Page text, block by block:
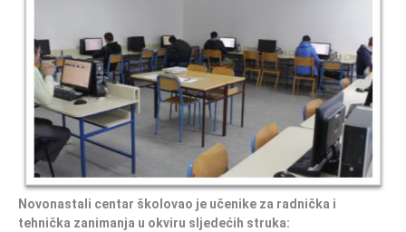
Novonastali centar školovao je učenike za radnička i
tehnička zanimanja u okviru sljedećih struka: